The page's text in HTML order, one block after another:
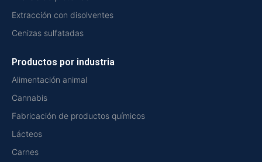
Extracción con disolventes
Cenizas sulfatadas
Productos por industria
Alimentación animal
Cannabis
Fabricación de productos químicos
Lácteos
Carnes